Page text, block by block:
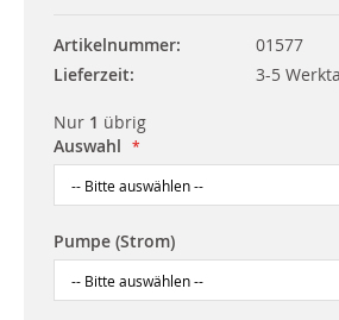
Artikelnummer
01577
Lieferzeit
3-5
Nur 1 übrig
Auswahl
Pumpe (Strom)